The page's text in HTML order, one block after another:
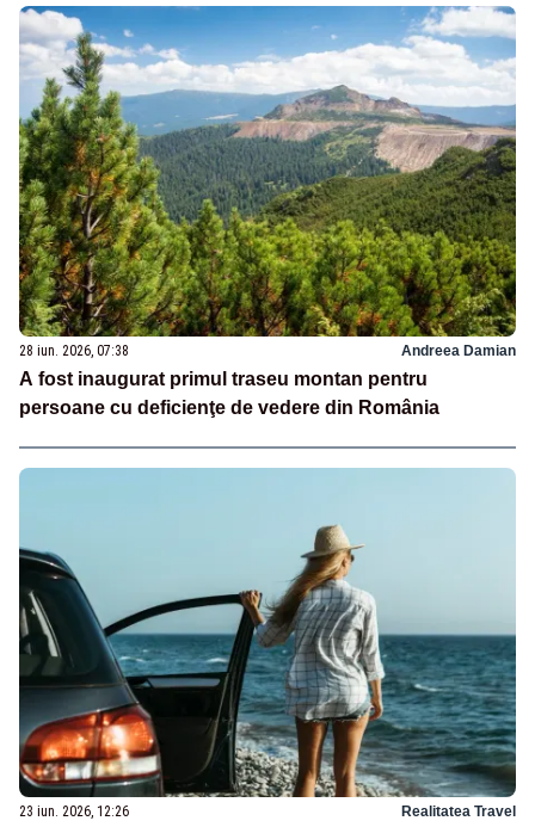
28 iun. 2026, 07:38 Andreea Damian
A fost inaugurat primul traseu montan pentru
persoane cu deficienţe de vedere din România
23 iun. 2026, 12:26 Realitatea Travel